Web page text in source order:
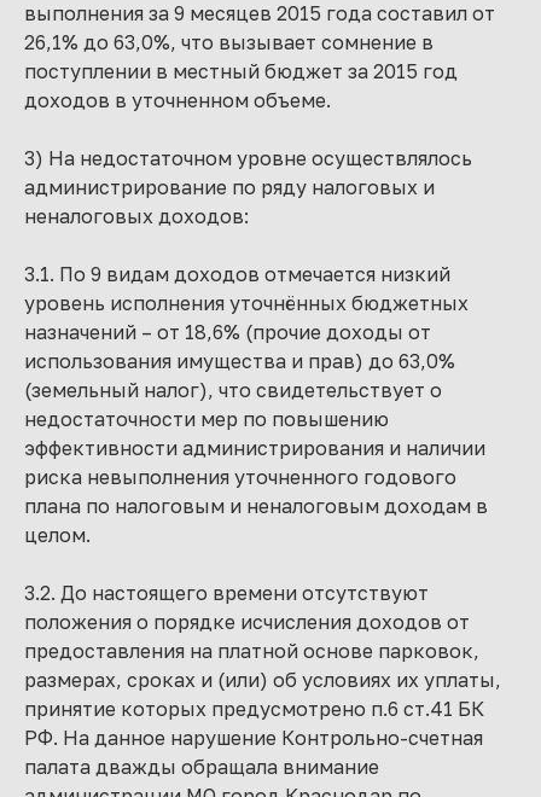
выполнения за 9 месяцев 2015 года составил от
26,1% до 63,0%, что вызывает сомнение в
поступлении в местный бюджет за 2015 год
доходов в уточненном объеме.
3) На недостаточном уровне осуществлялось
администрирование по ряду налоговых и
неналоговых доходов:
3.1. По 9 видам доходов отмечается низкий
уровень исполнения уточнённых бюджетных
назначений – от 18,6% (прочие доходы от
использования имущества и прав) до 63,0%
(земельный налог), что свидетельствует о
недостаточности мер по повышению
эффективности администрирования и наличии
риска невыполнения уточненного годового
плана по налоговым и неналоговым доходам в
целом.
3.2. До настоящего времени отсутствуют
положения о порядке исчисления доходов от
предоставления на платной основе парковок,
размерах, сроках и (или) об условиях их уплаты,
принятие которых предусмотрено п.6 ст.41 БК
РФ. На данное нарушение Контрольно-счетная
палата дважды обращала внимание